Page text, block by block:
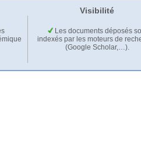
Visibilité
Les documents déposés
indexés par les moteurs de
(Google Scholar,…).